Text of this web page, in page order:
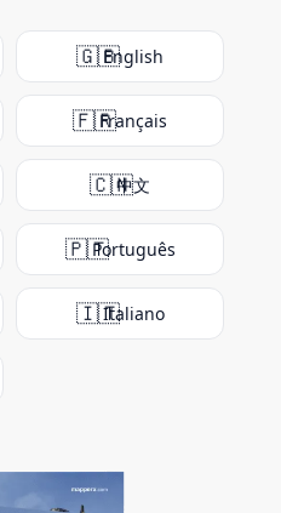
🇬🇧English
🇫🇷Français
🇨🇳中文
🇵🇹Português
🇮🇹Italiano